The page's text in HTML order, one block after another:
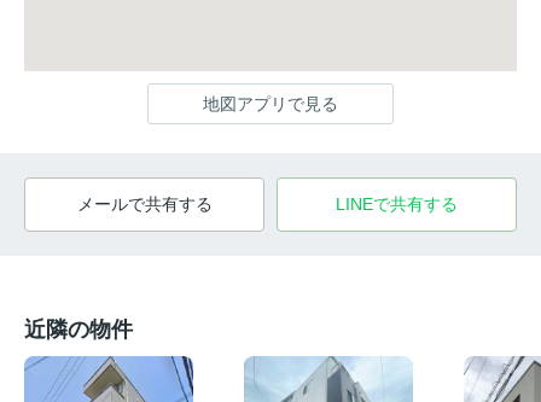
地図アプリで見る
メールで共有する LINEで共有する
近隣の物件